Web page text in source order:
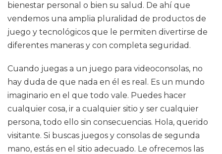
bienestar personal o bien su salud. De ahí que
vendemos una amplia pluralidad de productos de
juego y tecnológicos que le permiten divertirse de
diferentes maneras y con completa seguridad.
Cuando juegas a un juego para videoconsolas, no
hay duda de que nada en él es real. Es un mundo
imaginario en el que todo vale. Puedes hacer
cualquier cosa, ir a cualquier sitio y ser cualquier
persona, todo ello sin consecuencias. Hola, querido
visitante. Si buscas juegos y consolas de segunda
mano, estás en el sitio adecuado. Le ofrecemos las